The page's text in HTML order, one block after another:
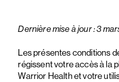
Dernière mise à jour : 3
Les présentes conditions
régissent votre accès à la
Warrior Health et votre